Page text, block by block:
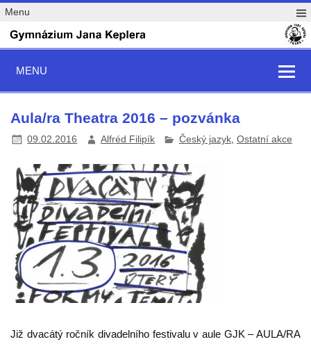
Menu
MENU
Aula/ra Theatra 2016 – pozvánka
09.02.2016 Alfréd Filipík Český jazyk, Ostatní akce
Již dvacátý ročník divadelního festivalu v aule GJK – AULA/RA